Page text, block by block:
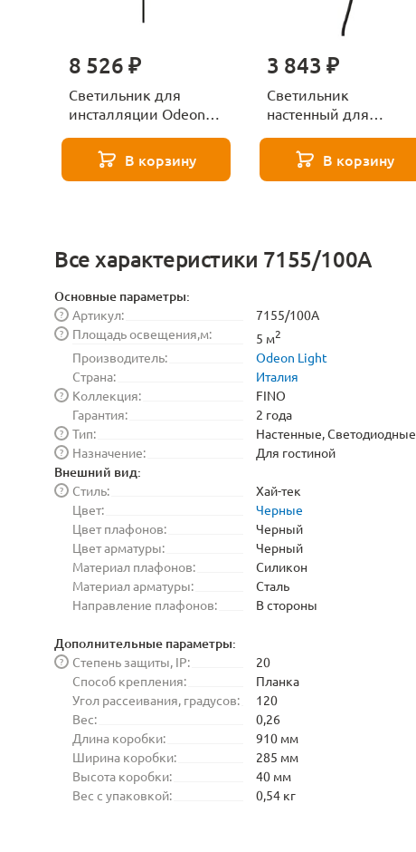
8 526 ₽
Светильник для
инсталляции Odeon
черный В корзину
3 843 ₽
Светильник
настенный для
Light FINO 7155/100D
черный
В корзину
Все характеристики 7155/100A
Основные параметры:
Артикул:
?
7155/100A
Площадь освещения,м:
? 5 м2
Производитель:
Odeon Light
Страна:
Италия
Коллекция:
?
FINO
Гарантия:
2 года
Тип:
?
Настенные, Светодиодные
Назначение:
? Для гостиной
Внешний вид:
Стиль:
?
Хай-тек
Цвет:
Черные
Цвет плафонов:
Черный
Цвет арматуры:
Черный
Материал плафонов:
Силикон
Материал арматуры:
Сталь
Направление плафонов:
В стороны
Дополнительные параметры:
Степень защиты, IP:
?
20
Способ крепления:
Планка
Угол рассеивания, градусов:
120
Вес:
0,26
Длина коробки:
910 мм
Ширина коробки:
285 мм
Высота коробки:
40 мм
Вес с упаковкой:
0,54 кг